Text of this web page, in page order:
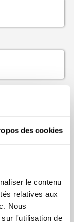
des cookies
le contenu
relatives aux
Nous
l'utilisation de